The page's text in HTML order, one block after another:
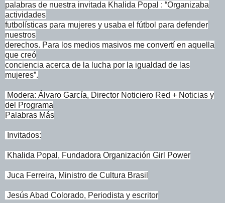
palabras de nuestra invitada Khalida Popal : “Organizaba
actividades
futbolísticas para mujeres y usaba el fútbol para defender
nuestros
derechos. Para los medios masivos me convertí en aquella
que creó
conciencia acerca de la lucha por la igualdad de las
mujeres”.
Modera: Álvaro García, Director Noticiero Red + Noticias y
del Programa
Palabras Más
Invitados:
Khalida Popal, Fundadora Organización Girl Power
Juca Ferreira, Ministro de Cultura Brasil
Jesús Abad Colorado, Periodista y escritor